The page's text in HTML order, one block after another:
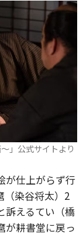
」公式サイトより
が仕上がらず行
（染谷将太）2
訴えるてい（橋
が耕書堂に戻っ